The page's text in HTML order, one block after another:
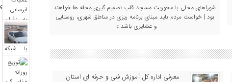
شوراهای محلی با محوریت مسجد قلب تصمیم‌ گیری محله‌ ها خواهند
بود | خواست مردم باید مبنای برنامه‌ ریزی در مناطق شهری، روستایی
و عشایری باشد »
معرفی اداره کل آموزش فنی و حرفه‌ ای استان